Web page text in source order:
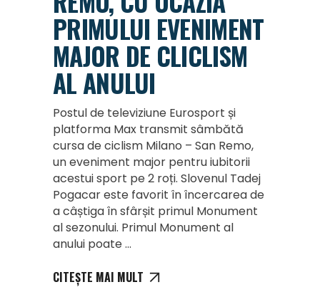
PRIMULUI EVENIMENT
MAJOR DE CLICLISM
AL ANULUI
Postul de televiziune Eurosport și
platforma Max transmit sâmbătă
cursa de ciclism Milano – San Remo,
un eveniment major pentru iubitorii
acestui sport pe 2 roți. Slovenul Tadej
Pogacar este favorit în încercarea de
a câștiga în sfârșit primul Monument
al sezonului. Primul Monument al
anului poate
CITEȘTE MAI MULT